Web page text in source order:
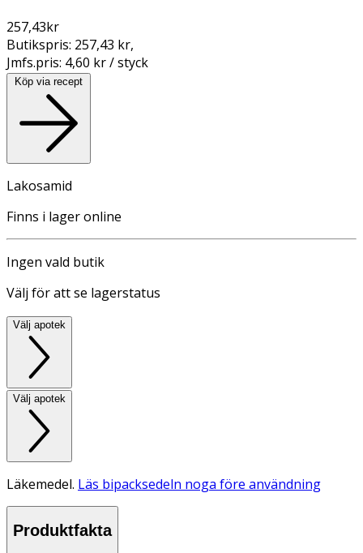
257,43kr
Butikspris: 257,43 kr,
Jmfs.pris: 4,60 kr / styck
Köp via recept
Lakosamid
Finns i lager online
Ingen vald butik
Välj för att se lagerstatus
Välj apotek
Välj apotek
Läkemedel. Läs bipacksedeln noga före användning
Produktfakta